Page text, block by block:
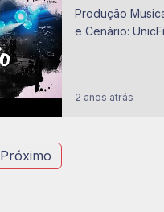
Produção
e Cenário:
2 anos atrás
Próximo